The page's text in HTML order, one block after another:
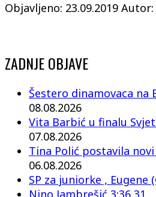
Objavljeno: 23.09.2019
ZADNJE OBJAVE
Šestero dinamovaca na
08.08.2026
Vita Barbić u finalu
07.08.2026
Tina Polić postavila
06.08.2026
SP za juniorke , Eugene
Nino Jambrešić 3:36,31